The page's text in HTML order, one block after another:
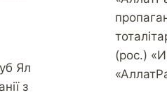
Ял
з
(рос.)